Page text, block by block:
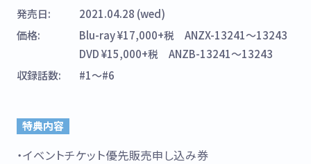
発売日
2021.04.28 (wed)
価格
Blu-ray ¥17,000+税 ANZX-13241～13243
DVD ¥15,000+税 ANZB-13241～13243
収録話数
#1〜#6
特典内容
・イベントチケット優先販売申し込み券